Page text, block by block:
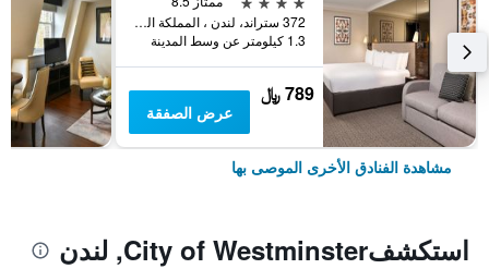
372 ستراند، لندن ، المملكة المتحدة, لندن, المملكة المتحدة
1.3 كيلومتر عن وسط المدينة
789 ﷼
عرض الصفقة
مشاهدة الفنادق الأخرى الموصى بها
استكشفCity of Westminster, لندن